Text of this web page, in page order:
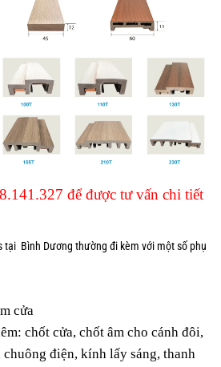
để được tư vấn chi tiết
tại Bình Dương thường đi kèm với một số phụ
cửa
chốt cửa, chốt âm cho cánh đôi,
chuông điện, kính lấy sáng, thanh